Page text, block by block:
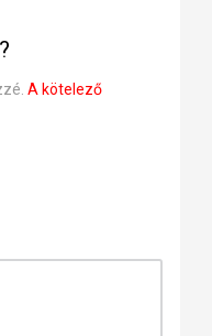
A kötelező